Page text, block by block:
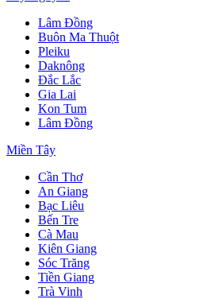
Lâm Đồng
Buôn Ma Thuột
Pleiku
Daknông
Đắc Lắc
Gia Lai
Kon Tum
Lâm Đồng
Miền Tây
Cần Thơ
An Giang
Bạc Liêu
Bến Tre
Cà Mau
Kiên Giang
Sóc Trăng
Tiền Giang
Trà Vinh